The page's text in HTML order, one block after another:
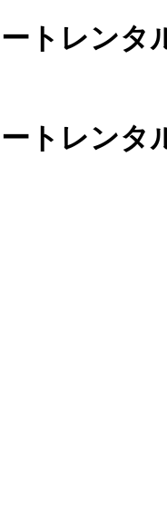
トレンタ
トレンタ